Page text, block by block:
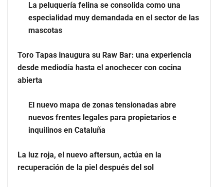
mascotas
desde mediodía hasta el anochecer con cocina abierta
La peluquería felina se consolida como una
especialidad muy demandada en el sector de las
mascotas
Toro Tapas inaugura su Raw Bar: una experiencia
desde mediodía hasta el anochecer con cocina
abierta
El nuevo mapa de zonas tensionadas abre
nuevos frentes legales para propietarios e
inquilinos en Cataluña
La luz roja, el nuevo aftersun, actúa en la
recuperación de la piel después del sol